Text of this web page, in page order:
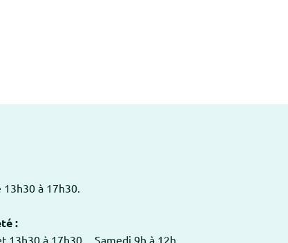
13h30 à 17h30.
:
13h30 à 17h30. Samedi 9h à 12h